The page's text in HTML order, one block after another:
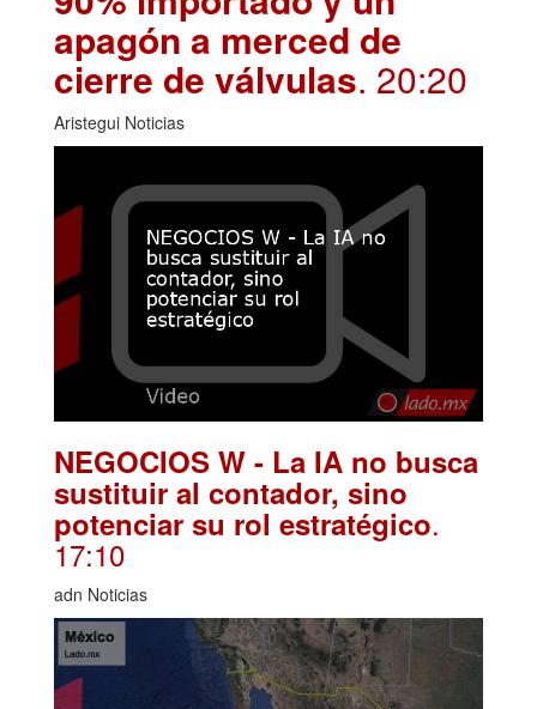
apagón a merced de
cierre de válvulas. 20:20
Aristegui Noticias
NEGOCIOS W - La IA no busca
sustituir al contador, sino
potenciar su rol estratégico.
17:10
adn Noticias